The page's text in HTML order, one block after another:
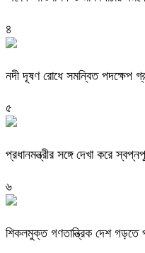
৪
নদী দূষণ রোধে সমন্বিত পদক্ষেপ
৫
প্রধানমন্ত্রীর সঙ্গে দেখা করে
৬
শিকলমুক্ত গণতান্ত্রিক দেশ গড়তে